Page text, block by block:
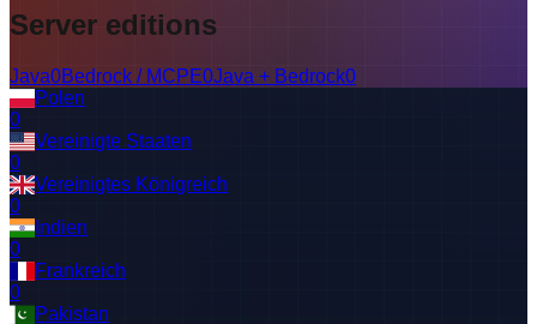
Server editions
Java0Bedrock / MCPE0Java + Bedrock0
Polen
0
Vereinigte Staaten
0
Vereinigtes Königreich
0
Indien
0
Frankreich
0
Pakistan